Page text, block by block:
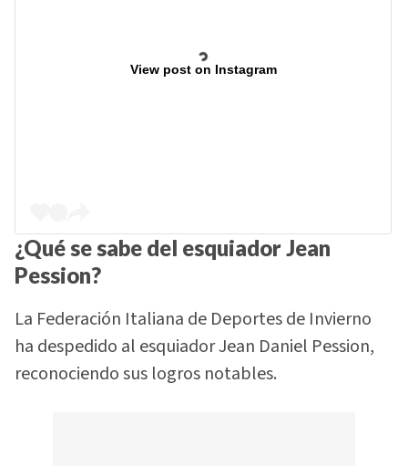
View post on Instagram
¿Qué se sabe del esquiador Jean
Pession?
La Federación Italiana de Deportes de Invierno
ha despedido al esquiador Jean Daniel Pession,
reconociendo sus logros notables.